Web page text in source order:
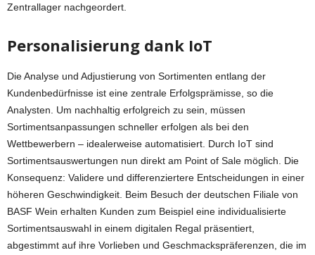
Zentrallager nachgeordert.
Personalisierung dank IoT
Die Analyse und Adjustierung von Sortimenten entlang der
Kundenbedürfnisse ist eine zentrale Erfolgsprämisse, so die
Analysten. Um nachhaltig erfolgreich zu sein, müssen
Sortimentsanpassungen schneller erfolgen als bei den
Wettbewerbern – idealerweise automatisiert. Durch IoT sind
Sortimentsauswertungen nun direkt am Point of Sale möglich. Die
Konsequenz: Validere und differenziertere Entscheidungen in einer
höheren Geschwindigkeit. Beim Besuch der deutschen Filiale von
BASF Wein erhalten Kunden zum Beispiel eine individualisierte
Sortimentsauswahl in einem digitalen Regal präsentiert,
abgestimmt auf ihre Vorlieben und Geschmackspräferenzen, die im